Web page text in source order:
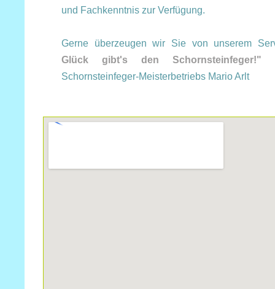
und Fachkenntnis zur Verfügung.
Gerne überzeugen wir Sie von unserem
Glück gibt's den Schornsteinfeger!"
Schornsteinfeger-Meisterbetriebs Mario Arlt